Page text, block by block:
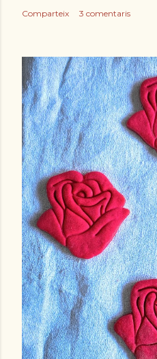
Comparteix 3 comentaris